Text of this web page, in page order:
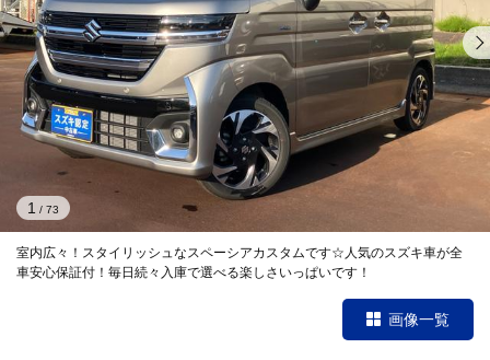
室内広々！スタイリッシュなスペーシアカスタムです☆人気のスズキ車が全
車安心保証付！毎日続々入庫で選べる楽しさいっぱいです！
1 / 73
画像一覧